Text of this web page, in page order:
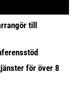
till
för över 8